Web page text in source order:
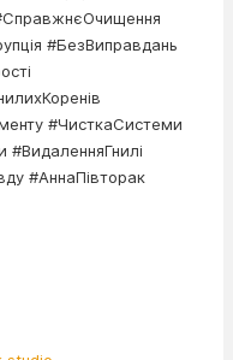
#БезВиправдань
#ЧисткаСистеми
#АннаПівторак